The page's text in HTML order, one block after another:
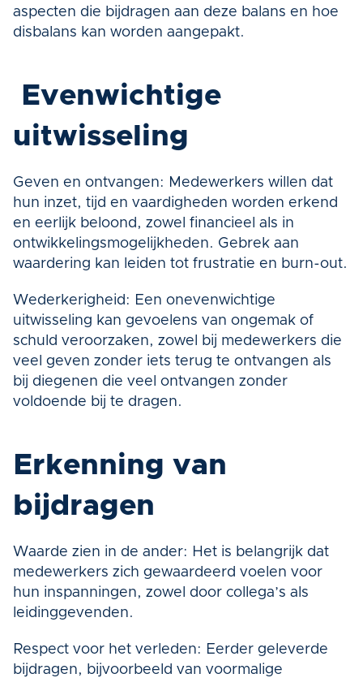
aspecten die bijdragen aan deze balans en hoe
disbalans kan worden aangepakt.
Evenwichtige
uitwisseling
Geven en ontvangen: Medewerkers willen dat
hun inzet, tijd en vaardigheden worden erkend
en eerlijk beloond, zowel financieel als in
ontwikkelingsmogelijkheden. Gebrek aan
waardering kan leiden tot frustratie en burn-out.
Wederkerigheid: Een onevenwichtige
uitwisseling kan gevoelens van ongemak of
schuld veroorzaken, zowel bij medewerkers die
veel geven zonder iets terug te ontvangen als
bij diegenen die veel ontvangen zonder
voldoende bij te dragen.
Erkenning van
bijdragen
Waarde zien in de ander: Het is belangrijk dat
medewerkers zich gewaardeerd voelen voor
hun inspanningen, zowel door collega’s als
leidinggevenden.
Respect voor het verleden: Eerder geleverde
bijdragen, bijvoorbeeld van voormalige